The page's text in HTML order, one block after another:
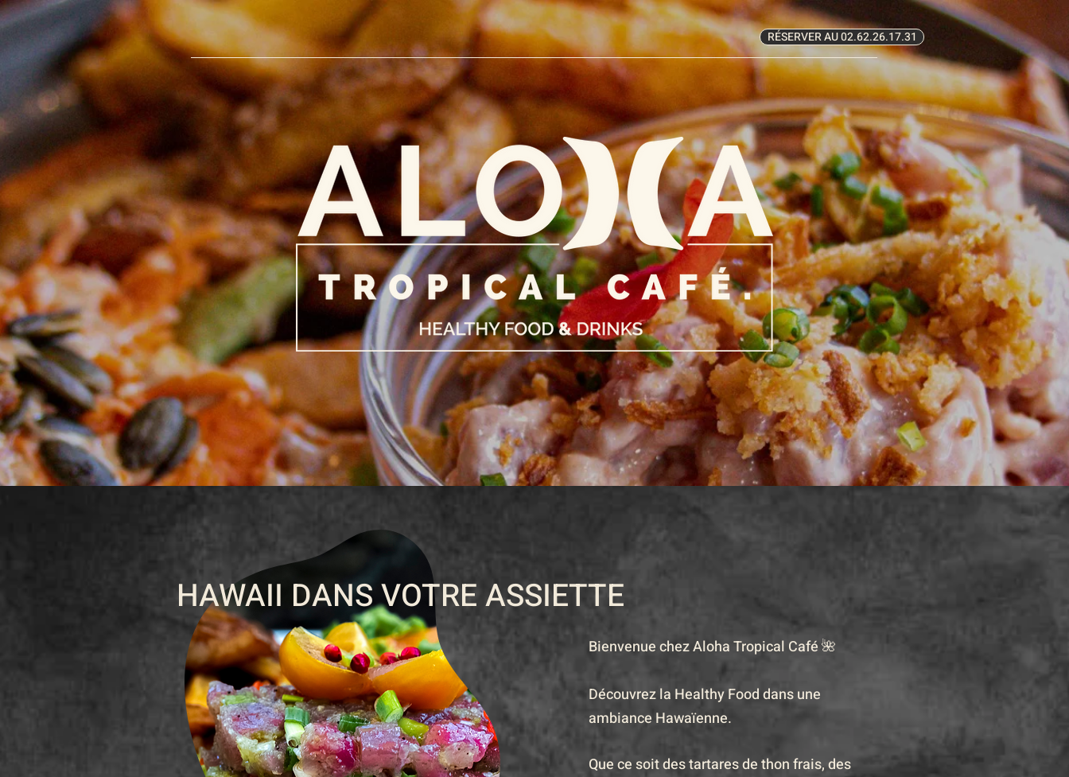
RÉSERVER AU 02.62.26.17.31
HAWAII DANS VOTRE ASSIETTE
Bienvenue chez Aloha Tropical Café 🌺
Découvrez la Healthy Food dans une
ambiance Hawaïenne.
Que ce soit des tartares de thon frais, des